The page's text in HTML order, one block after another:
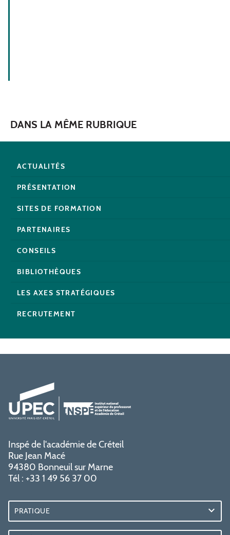
DANS LA MÊME RUBRIQUE
ACTUALITÉS
PRÉSENTATION
SITES DE FORMATION
PARTENAIRES
CONSEILS
BIBLIOTHÈQUES
LES AXES STRATÉGIQUES
RECRUTEMENT
Inspé de l'académie de Créteil
Rue Jean Macé
94380 Bonneuil sur Marne
Tél : +33 1 49 56 37 00
PRATIQUE